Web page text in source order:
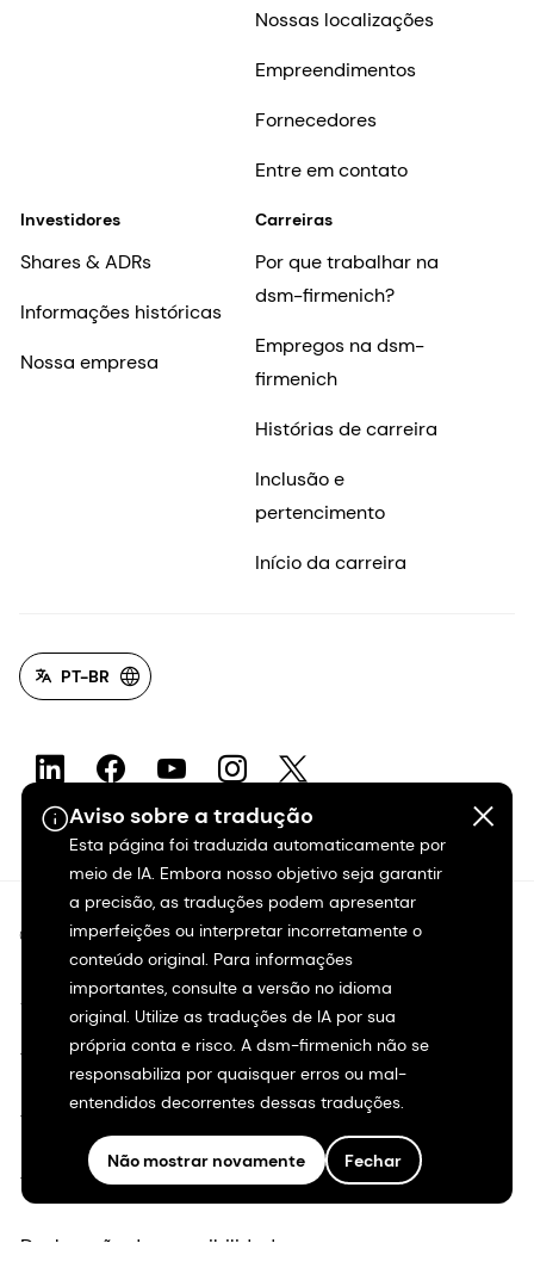
Aviso sobre a tradução
Esta página foi traduzida automaticamente por
meio de IA. Embora nosso objetivo seja garantir
a precisão, as traduções podem apresentar
imperfeições ou interpretar incorretamente o
conteúdo original. Para informações
importantes, consulte a versão no idioma
original. Utilize as traduções de IA por sua
própria conta e risco. A dsm-firmenich não se
responsabiliza por quaisquer erros ou mal-
entendidos decorrentes dessas traduções.
Não mostrar novamente Fechar
Nossas localizações
Empreendimentos
Fornecedores
Entre em contato
Investidores
Shares & ADRs
Informações históricas
Nossa empresa
Carreiras
Por que trabalhar na
dsm-firmenich?
Empregos na dsm-
firmenich
Histórias de carreira
Inclusão e
pertencimento
Início da carreira
PT-BR
©2026 dsm-firmenich. Todos os direitos reservados.
Aviso de privacidade
Termos de uso
Termos e condições
Transparência na Califórnia
Declaração de acessibilidade